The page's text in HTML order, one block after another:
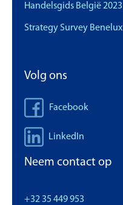
Handelsgids België 2023
Strategy Survey Benelux
Volg ons
Facebook
LinkedIn
Neem contact op
+32 35 449 953